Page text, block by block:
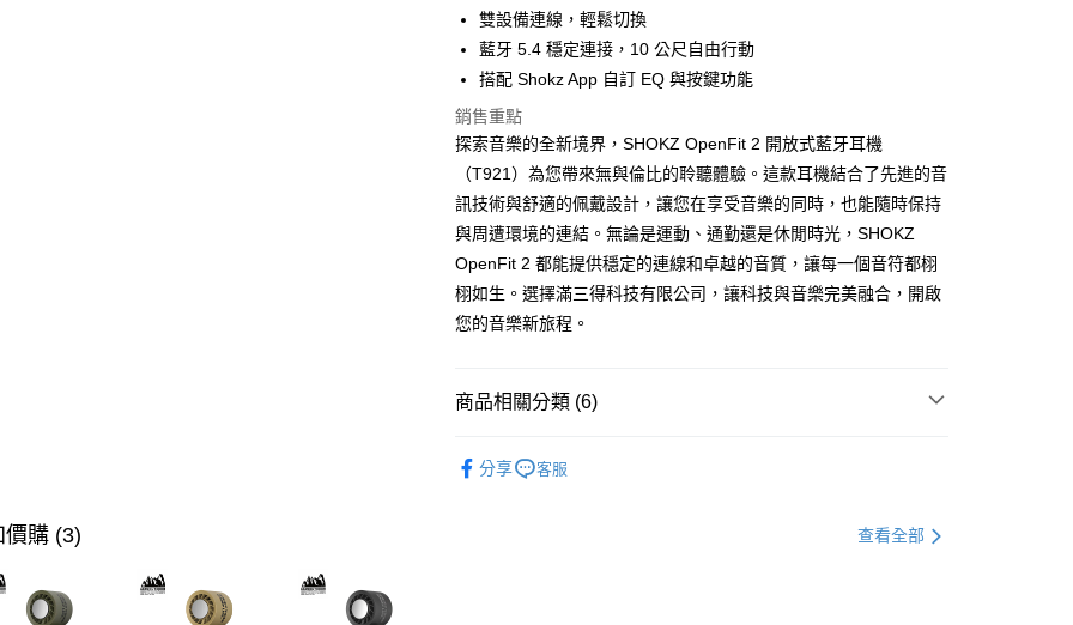
付款後7-11取貨
免運費
宅配
每筆NT$130，滿NT$399(含以上)免運費
雙設備連線，輕鬆切換
藍牙 5.4 穩定連接，10 公尺自由行動
搭配 Shokz App 自訂 EQ 與按鍵功能
銷售重點
探索音樂的全新境界，SHOKZ OpenFit 2 開放式藍牙耳機
（T921）為您帶來無與倫比的聆聽體驗。這款耳機結合了先進的音
訊技術與舒適的佩戴設計，讓您在享受音樂的同時，也能隨時保持
與周遭環境的連結。無論是運動、通勤還是休閒時光，SHOKZ
OpenFit 2 都能提供穩定的連線和卓越的音質，讓每一個音符都栩
栩如生。選擇滿三得科技有限公司，讓科技與音樂完美融合，開啟
您的音樂新旅程。
商品相關分類 (6)
分享 客服
價購 (3) 查看全部